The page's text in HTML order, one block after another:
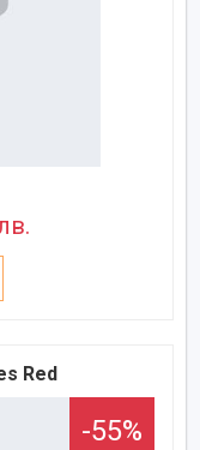
Red
-55%